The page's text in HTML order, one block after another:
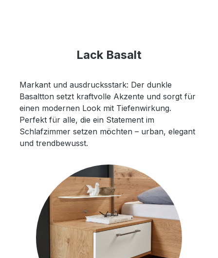
Lack Basalt
Markant und ausdrucksstark: Der dunkle
Basaltton setzt kraftvolle Akzente und sorgt für
einen modernen Look mit Tiefenwirkung.
Perfekt für alle, die ein Statement im
Schlafzimmer setzen möchten – urban, elegant
und trendbewusst.